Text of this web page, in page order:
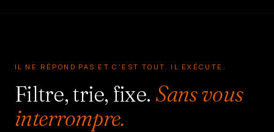
IL NE RÉPOND PAS ET C'EST TOUT. IL EXÉCUTE.
Filtre, trie, fixe. Sans vous
interrompre.